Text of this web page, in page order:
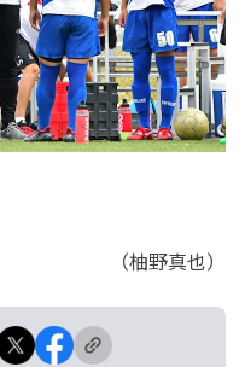
（柚野真也）